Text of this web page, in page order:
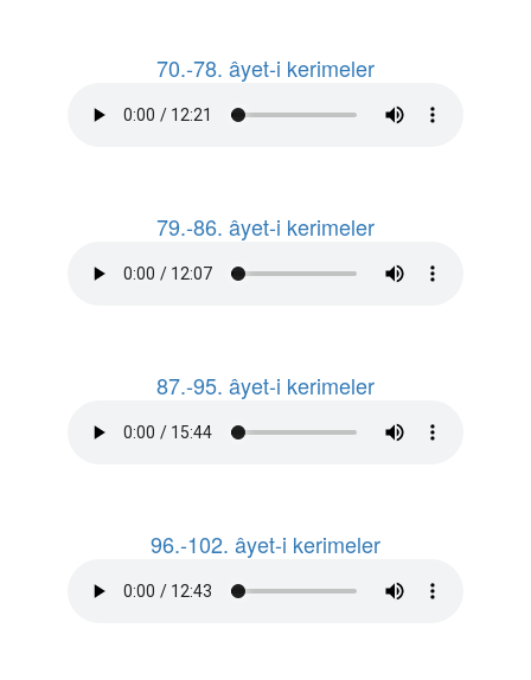
70.-78. âyet-i kerimeler
79.-86. âyet-i kerimeler
87.-95. âyet-i kerimeler
96.-102. âyet-i kerimeler